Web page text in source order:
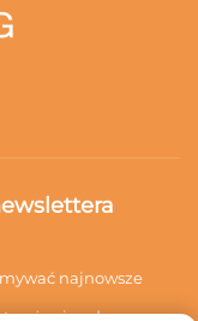
najnowsze
od naszego